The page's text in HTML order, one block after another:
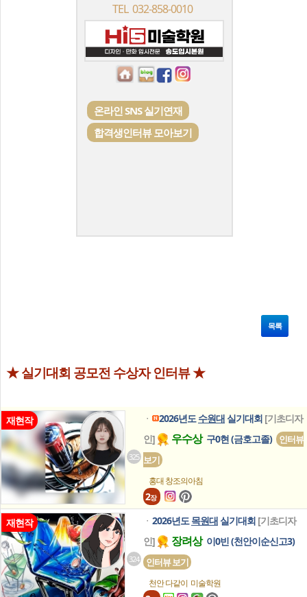
TEL 032-858-0010
온라인 SNS 실기연재
합격생인터뷰 모아보기
목록
★ 실기대회 공모전 수상자 인터뷰 ★
재현작
325
ㆍ 2026년도 수원대 실기대회 [기초디자
인]
우수상구0현 (금호고졸)
인터뷰
보기
홍대 창조의아침
2장
재현작
324
ㆍ 2026년도 목원대 실기대회 [기초디자
인]
장려상이0빈 (천안이순신고3)
인터뷰 보기
천안 다같이 미술학원